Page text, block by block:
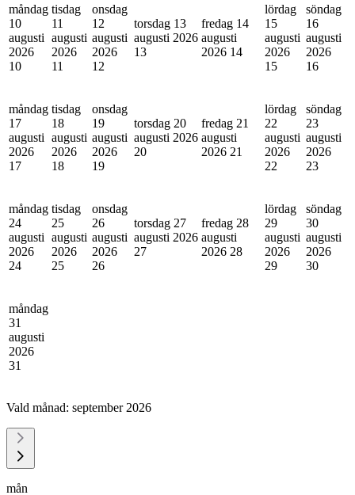
måndag
10
augusti
2026
10
tisdag
11
augusti
2026
11
onsdag
12
augusti
2026
12
torsdag 13
augusti 2026
13
fredag 14
augusti
2026 14
lördag
15
augusti
2026
15
söndag
16
augusti
2026
16
måndag
17
augusti
2026
17
tisdag
18
augusti
2026
18
onsdag
19
augusti
2026
19
torsdag 20
augusti 2026
20
fredag 21
augusti
2026 21
lördag
22
augusti
2026
22
söndag
23
augusti
2026
23
måndag
24
augusti
2026
24
tisdag
25
augusti
2026
25
onsdag
26
augusti
2026
26
torsdag 27
augusti 2026
27
fredag 28
augusti
2026 28
lördag
29
augusti
2026
29
söndag
30
augusti
2026
30
måndag
31
augusti
2026
31
Vald månad: september 2026
mån